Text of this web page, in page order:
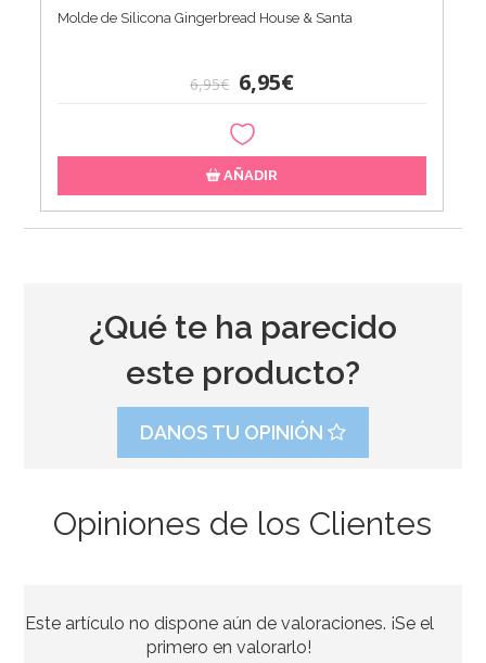
Molde de Silicona Gingerbread House & Santa
6,95€ 6,95€
AÑADIR
64,95€ 54,55€
¿Qué te ha parecido
este producto?
DANOS TU OPINIÓN
Opiniones de los Clientes
Este artículo no dispone aún de valoraciones. ¡Se el
primero en valorarlo!